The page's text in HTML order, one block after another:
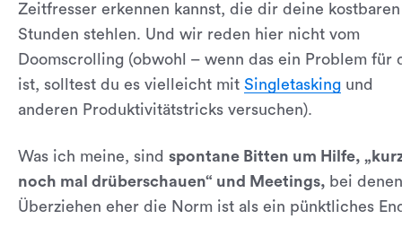
Zeitfresser erkennen kannst, die dir deine kostbaren
Stunden stehlen. Und wir reden hier nicht vom
Doomscrolling (obwohl – wenn das ein Problem für
ist, solltest du es vielleicht mit Singletasking und
anderen Produktivitätstricks versuchen).
Was ich meine, sind spontane Bitten um Hilfe,
noch mal drüberschauen“ und Meetings, bei denen
Überziehen eher die Norm ist als ein pünktliches